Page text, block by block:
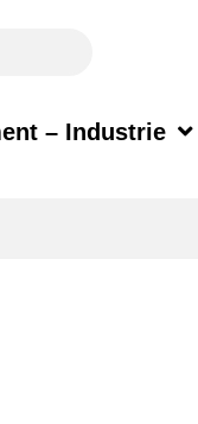
– Industrie